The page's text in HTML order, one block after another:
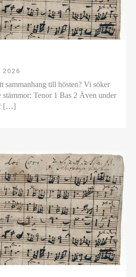
2026
sammanhang till hösten? Vi söker
stämmor: Tenor 1 Bas 2 Även under
[…]